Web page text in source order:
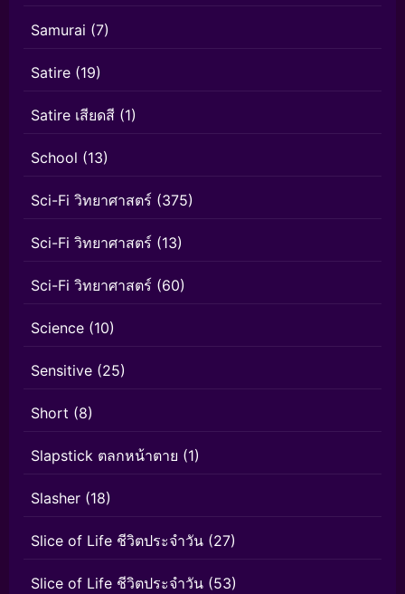
Samurai (7)
Satire (19)
Satire เสียดสี (1)
School (13)
Sci-Fi วิทยาศาสตร์ (375)
Sci-Fi วิทยาศาสตร์ (13)
Sci-Fi วิทยาศาสตร์ (60)
Science (10)
Sensitive (25)
Short (8)
Slapstick ตลกหน้าตาย (1)
Slasher (18)
Slice of Life ชีวิตประจำวัน (27)
Slice of Life ชีวิตประจำวัน (53)